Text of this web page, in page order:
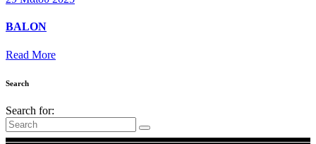
BALON
Read More
Search
Search for: